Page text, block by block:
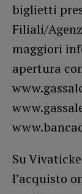
biglietti
Filiali/
maggiori
apertura
Su
l’acquisto